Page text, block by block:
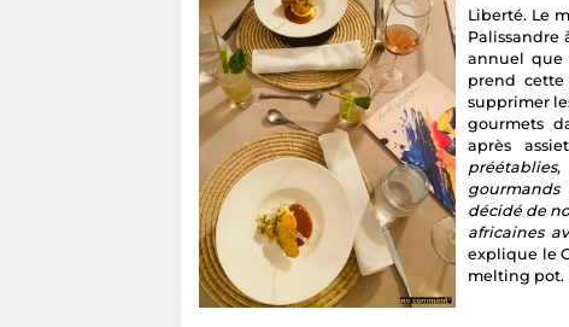
Liberté. Le
Palissandre
annuel que
prend
supprimer
gourmets
après
décidé de
africaines
explique le
melting pot.